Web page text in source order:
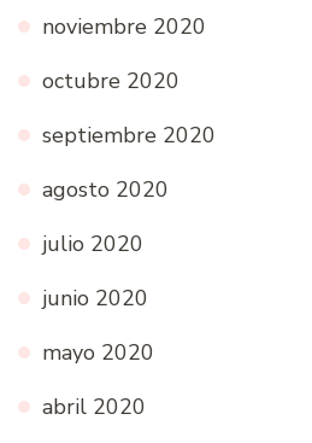
noviembre 2020
octubre 2020
septiembre 2020
agosto 2020
julio 2020
junio 2020
mayo 2020
abril 2020